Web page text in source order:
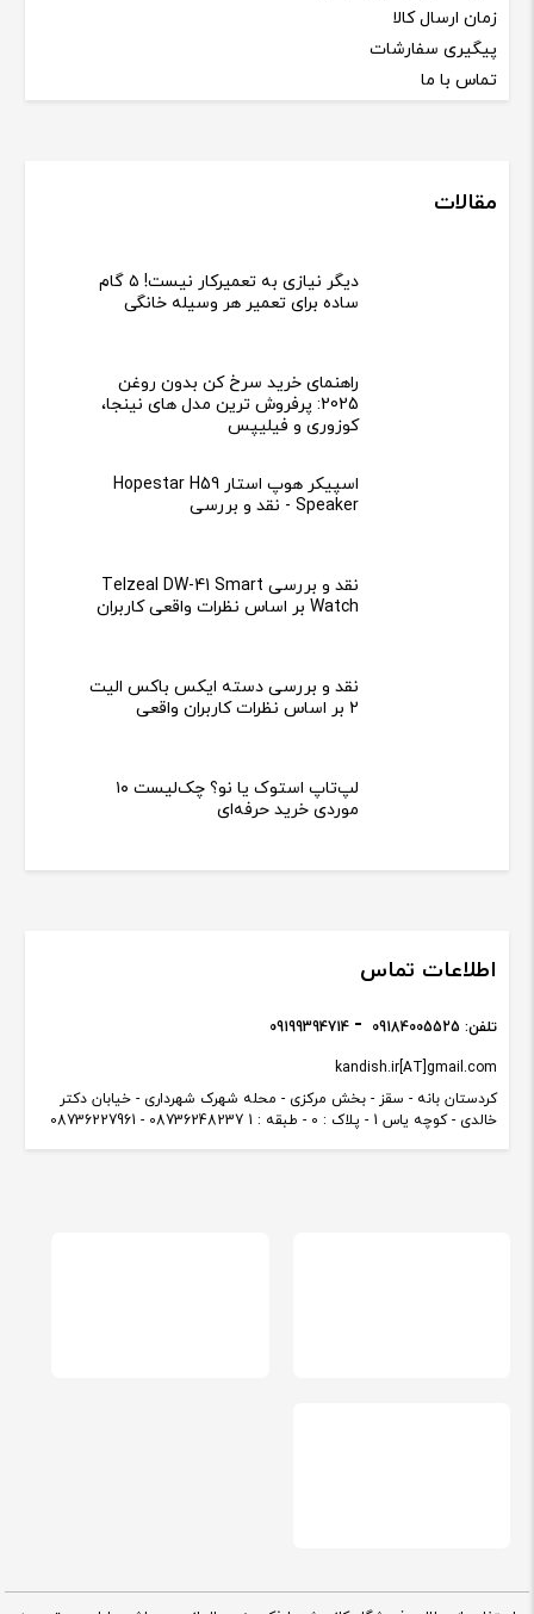
زمان ارسال کالا
پیگیری سفارشات
تماس با ما
مقالات
دیگر نیازی به تعمیرکار نیست! ۵ گام
ساده برای تعمیر هر وسیله خانگی
راهنمای خرید سرخ کن بدون روغن
2025: پرفروش ترین مدل های نینجا،
کوزوری و فیلیپس
اسپیکر هوپ استار Hopestar H59
Speaker - نقد و بررسی
نقد و بررسی Telzeal DW-41 Smart
Watch بر اساس نظرات واقعی کاربران
نقد و بررسی دسته ایکس باکس الیت
2 بر اساس نظرات کاربران واقعی
لپ‌تاپ استوک یا نو؟ چک‌لیست ۱۰
موردی خرید حرفه‌ای
اطلاعات تماس
کردستان بانه - سقز - بخش مرکزی - محله شهرک شهرداری - خیابان دکتر
خالدی - کوچه یاس 1 - پلاک : 0 - طبقه : 1 08736248237 - 08736227961
kandish.ir[AT]gmail.com
تلفن: 09184005525
09199394714